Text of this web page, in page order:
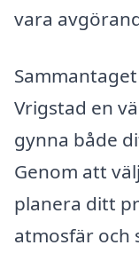
vara
Vrigstad en
gynna både
Genom att
planera ditt
atmosfär och